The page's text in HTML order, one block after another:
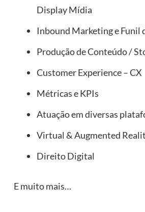
Display Mídia
Inbound Marketing e Funil
Produção de Conteúdo /
Customer Experience – CX
Métricas e KPIs
Atuação em diversas
Virtual & Augmented
Direito Digital
E muito mais…